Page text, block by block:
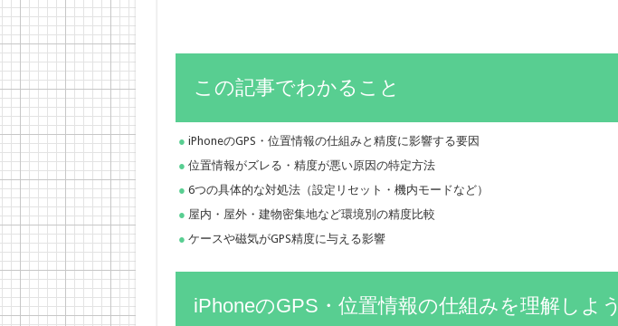
この記事でわかること
iPhoneのGPS・位置情報の仕組みと精度に影響する要因
位置情報がズレる・精度が悪い原因の特定方法
6つの具体的な対処法（設定リセット・機内モードなど）
屋内・屋外・建物密集地など環境別の精度比較
ケースや磁気がGPS精度に与える影響
iPhoneのGPS・位置情報の仕組みを理解しよう